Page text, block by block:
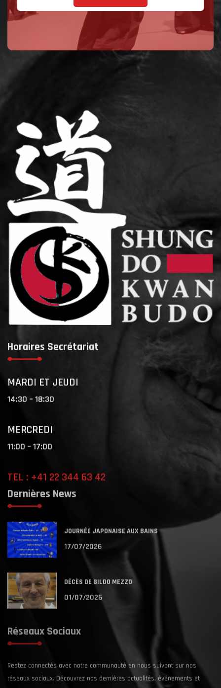
Horaires Secrétariat
MARDI ET JEUDI
14:30 – 18:30
MERCREDI
11:00 – 17:00
TEL : +41 22 344 63 42
Dernières News
JOURNÉE JAPONAISE AUX BAINS
17/07/2026
DÉCÈS DE GILDO MEZZO
01/07/2026
Réseaux Sociaux
Restez connectés avec notre communauté en nous suivant sur nos
réseaux sociaux. Découvrez nos dernières actualités, événements et